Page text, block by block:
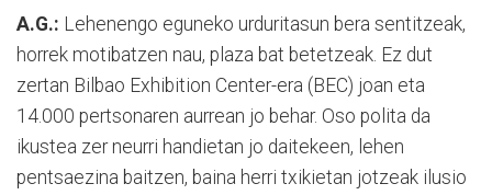
A.G.: Lehenengo eguneko urduritasun bera sentitzeak,
horrek motibatzen nau, plaza bat betetzeak. Ez dut
zertan Bilbao Exhibition Center-era (BEC) joan eta
14.000 pertsonaren aurrean jo behar. Oso polita da
ikustea zer neurri handietan jo daitekeen, lehen
pentsaezina baitzen, baina herri txikietan jotzeak ilusio